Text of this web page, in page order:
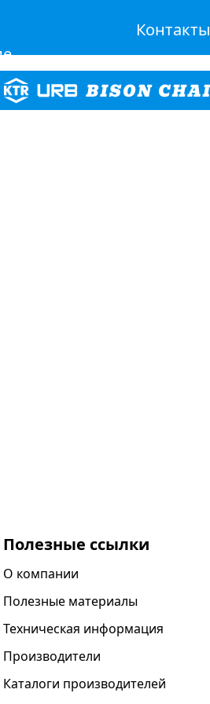
Контакты
Полезные ссылки
О компании
Полезные материалы
Техническая информация
Производители
Каталоги производителей